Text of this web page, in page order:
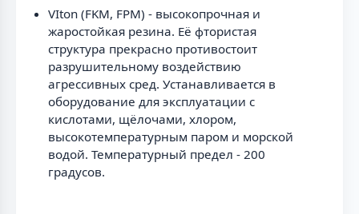
VIton (FKM, FPM) - высокопрочная и
жаростойкая резина. Её фтористая
структура прекрасно противостоит
разрушительному воздействию
агрессивных сред. Устанавливается в
оборудование для эксплуатации с
кислотами, щёлочами, хлором,
высокотемпературным паром и морской
водой. Температурный предел - 200
градусов.